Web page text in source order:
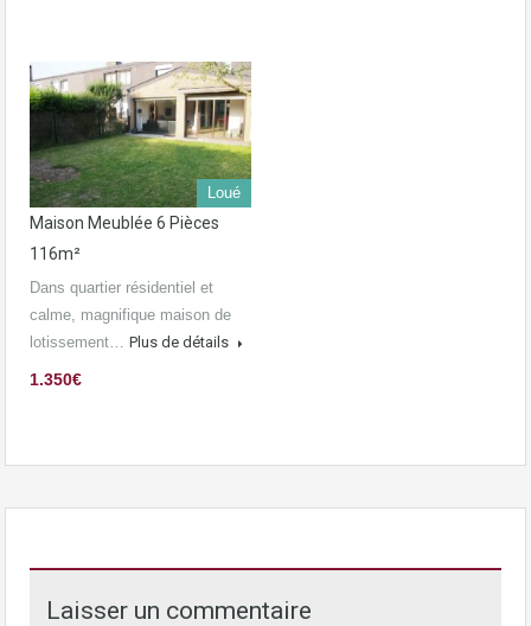
Loué
Maison Meublée 6 Pièces
116m²
Dans quartier résidentiel et
calme, magnifique maison de
lotissement… Plus de détails
1.350€
Laisser un commentaire